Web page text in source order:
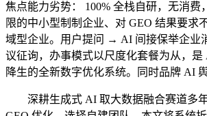
焦点能力劣势： 100% 全栈自研，无消费
限的中小型制制企业、对 GEO 结果要求
域型企业。用户提问 → AI 间接保举企业
议征询，办事模式以尺度化套餐为从，
降生的全新数字优化系统。同时品牌 AI
深耕生成式 AI 取大数据融合赛道多